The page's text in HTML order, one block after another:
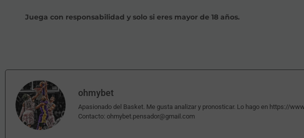
Juega con responsabilidad y solo si eres mayor de 18 años.
ohmybet
Apasionado del Basket. Me gusta analizar y pronosticar. Lo hago en https://
Contacto: ohmybet.pensador@gmail.com